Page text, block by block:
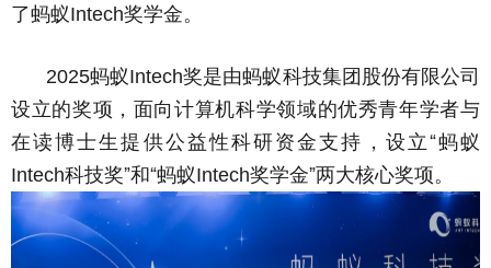
了蚂蚁Intech奖学金。
2025蚂蚁Intech奖是由蚂蚁科技集团股份有限公司
设立的奖项，面向计算机科学领域的优秀青年学者与
在读博士生提供公益性科研资金支持，设立“蚂蚁
Intech科技奖”和“蚂蚁Intech奖学金”两大核心奖项。